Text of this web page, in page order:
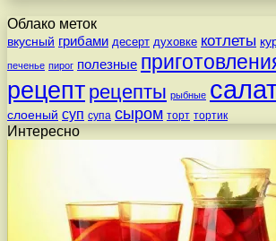
Облако меток
вкусный грибами десерт духовке котлеты
печенье пирог полезные
рецепт рецепты рыбные
слоеный суп супа сыром торт тортик
Интересно